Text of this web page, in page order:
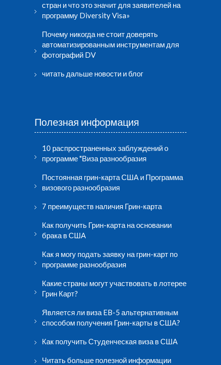
стран и что это значит для заявителей на
программу Diversity Visa»
Почему никогда не стоит доверять
автоматизированным инструментам для
фотографий DV
читать дальше новости и блог
Полезная информация
10 распространенных заблуждений о
программе "Виза разнообразия
Постоянная грин-карта США и Программа
визового разнообразия
7 преимуществ наличия Грин-карта
Как получить Грин-карта на основании
брака в США
Как я могу подать заявку на грин-карт по
программе разнообразия
Какие страны могут участвовать в лотерее
Грин Карт?
Является ли виза EB-5 альтернативным
способом получения Грин-карты в США?
Как получить Студенческая виза в США
Читать больше полезной информации